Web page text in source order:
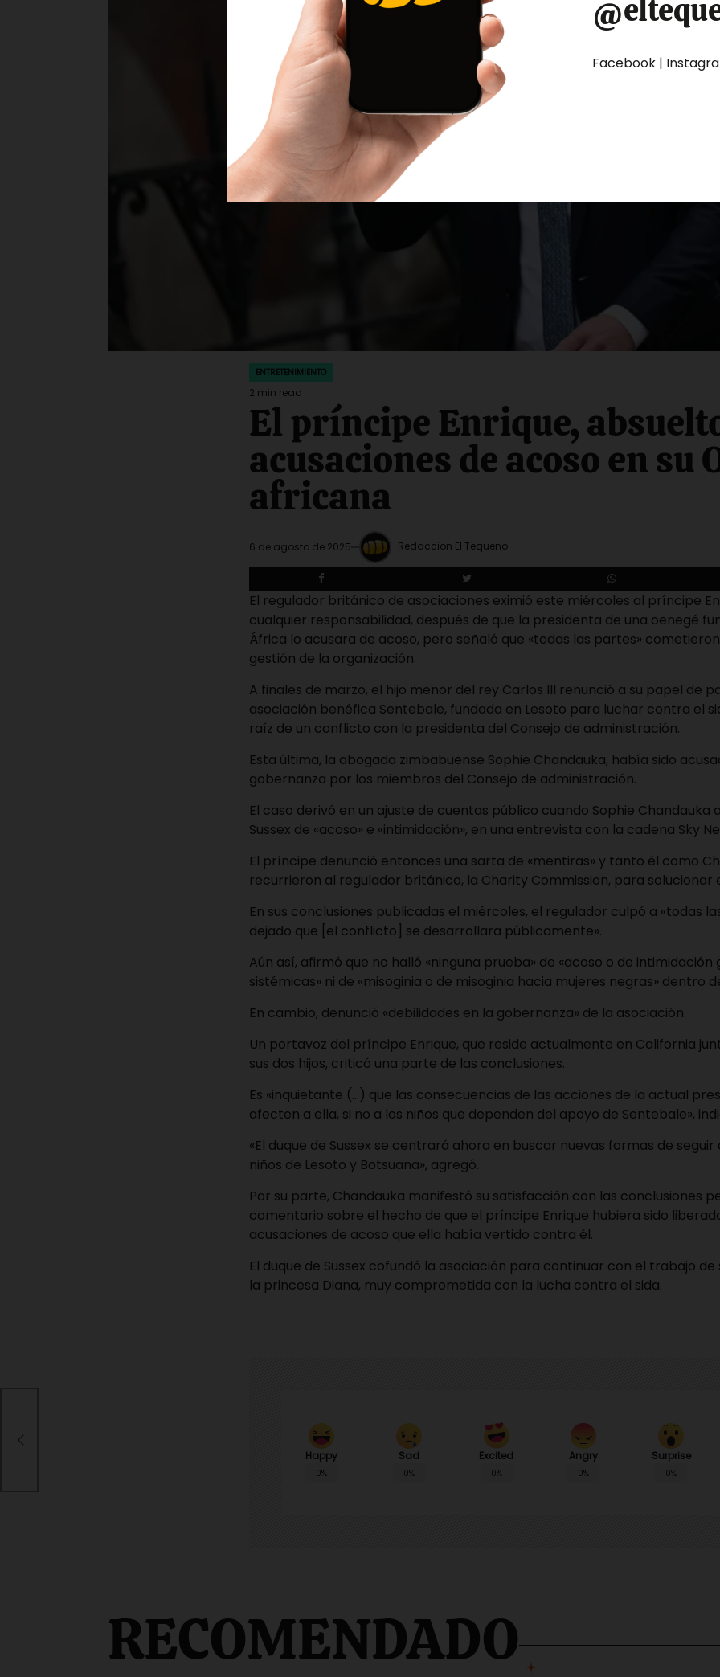
POSTED
IN
ENTRETENIMIENTO
Estimated
read
time
2 min read
El príncipe Enrique,
acusaciones de acoso en su
africana
6 de agosto de 2025 Redaccion El Tequeno
El regulador británico de asociaciones eximió este miércoles al príncipe
cualquier responsabilidad, después de que la presidenta de una oenegé
África lo acusara de acoso, pero señaló que «todas las partes»
gestión de la organización.
A finales de marzo, el hijo menor del rey Carlos III renunció a su papel de
asociación benéfica Sentebale, fundada en Lesoto para luchar contra el
raíz de un conflicto con la presidenta del Consejo de administración.
Esta última, la abogada zimbabuense Sophie Chandauka, había sido
gobernanza por los miembros del Consejo de administración.
El caso derivó en un ajuste de cuentas público cuando Sophie Chandauka
Sussex de «acoso» e «intimidación», en una entrevista con la cadena Sky
El príncipe denunció entonces una sarta de «mentiras» y tanto él como
recurrieron al regulador británico, la Charity Commission, para solucionar
En sus conclusiones publicadas el miércoles, el regulador culpó a «todas
dejado que [el conflicto] se desarrollara públicamente».
Aún así, afirmó que no halló «ninguna prueba» de «acoso o de intimidación
sistémicas» ni de «misoginia o de misoginia hacia mujeres negras» dentro
En cambio, denunció «debilidades en la gobernanza» de la asociación.
Un portavoz del príncipe Enrique, que reside actualmente en California
sus dos hijos, criticó una parte de las conclusiones.
Es «inquietante (…) que las consecuencias de las acciones de la actual
afecten a ella, si no a los niños que dependen del apoyo de Sentebale»,
«El duque de Sussex se centrará ahora en buscar nuevas formas de
niños de Lesoto y Botsuana», agregó.
Por su parte, Chandauka manifestó su satisfacción con las conclusiones
comentario sobre el hecho de que el príncipe Enrique hubiera sido
acusaciones de acoso que ella había vertido contra él.
El duque de Sussex cofundó la asociación para continuar con el trabajo
la princesa Diana, muy comprometida con la lucha contra el sida.
Happy
0%
Sad
0%
Excited
0%
Angry
0%
Surprise
0%
RECOMENDADO
Facebook |